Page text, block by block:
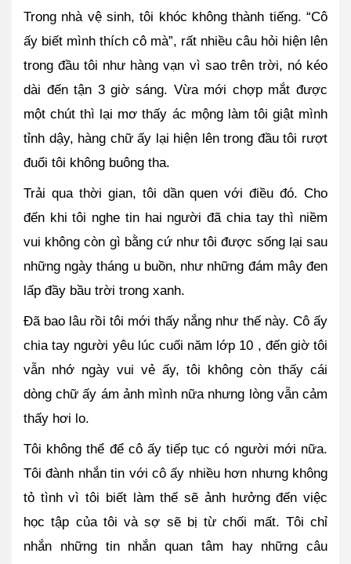
Trong nhà vệ sinh, tôi khóc không thành tiếng. “Cô
ấy biết mình thích cô mà”, rất nhiều câu hỏi hiện lên
trong đầu tôi như hàng vạn vì sao trên trời, nó kéo
dài đến tận 3 giờ sáng. Vừa mới chợp mắt được
một chút thì lại mơ thấy ác mộng làm tôi giật mình
tỉnh dậy, hàng chữ ấy lại hiện lên trong đầu tôi rượt
đuổi tôi không buông tha.
Trải qua thời gian, tôi dần quen với điều đó. Cho
đến khi tôi nghe tin hai người đã chia tay thì niềm
vui không còn gì bằng cứ như tôi được sống lại sau
những ngày tháng u buồn, như những đám mây đen
lấp đầy bầu trời trong xanh.
Đã bao lâu rồi tôi mới thấy nắng như thế này. Cô ấy
chia tay người yêu lúc cuối năm lớp 10 , đến giờ tôi
vẫn nhớ ngày vui vẻ ấy, tôi không còn thấy cái
dòng chữ ấy ám ảnh mình nữa nhưng lòng vẫn cảm
thấy hơi lo.
Tôi không thể để cô ấy tiếp tục có người mới nữa.
Tôi đành nhắn tin với cô ấy nhiều hơn nhưng không
tỏ tình vì tôi biết làm thế sẽ ảnh hưởng đến việc
học tập của tôi và sợ sẽ bị từ chối mất. Tôi chỉ
nhắn những tin nhắn quan tâm hay những câu